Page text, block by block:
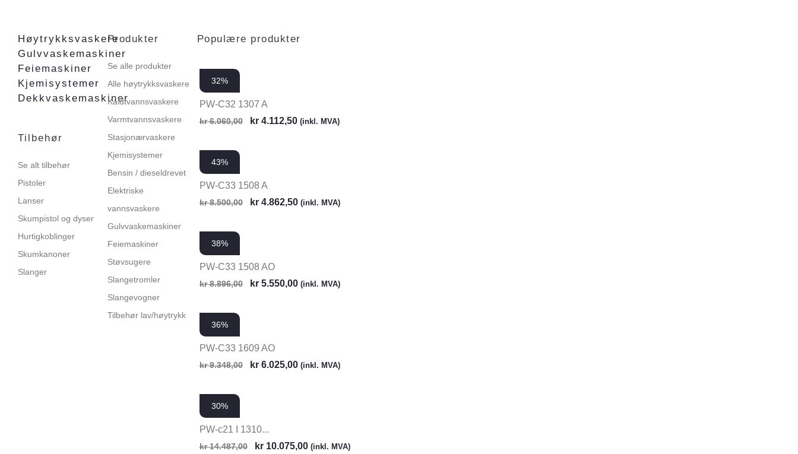
Høytrykksvaskere
Gulvvaskemaskiner
Feiemaskiner
Kjemisystemer
Dekkvaskemaskiner
Tilbehør
Se alt tilbehør
Pistoler
Lanser
Skumpistol og dyser
Hurtigkoblinger
Skumkanoner
Slanger
Produkter
Se alle produkter
Alle høytrykksvaskere
Kaldtvannsvaskere
Varmtvannsvaskere
Stasjonærvaskere
Kjemisystemer
Bensin / dieseldrevet
Elektriske
vannsvaskere
Gulvvaskemaskiner
Feiemaskiner
Støvsugere
Slangetromler
Slangevogner
Tilbehør lav/høytrykk
Populære produkter
32%
PW-C32 1307 A
kr6.060,00 kr4.112,50 (inkl. MVA)
43%
PW-C33 1508 A
kr8.500,00 kr4.862,50 (inkl. MVA)
38%
PW-C33 1508 AO
kr8.896,00 kr5.550,00 (inkl. MVA)
36%
PW-C33 1609 AO
kr9.348,00 kr6.025,00 (inkl. MVA)
30%
PW-c21 I 1310...
kr14.487,00 kr10.075,00 (inkl. MVA)